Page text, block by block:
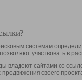
системам
участвовать в
владеют сайтами со
своего